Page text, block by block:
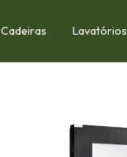
Cadeiras Lavatórios